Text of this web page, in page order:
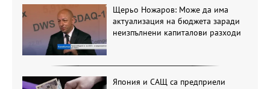
Щерьо Ножаров: Може да има
актуализация на бюджета заради
неизпълнени капиталови разходи
Япония и САЩ са предприели